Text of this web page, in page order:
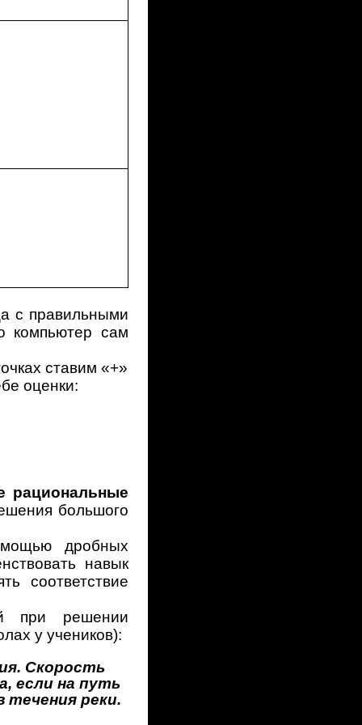
с правильными
компьютер сам
ставим «+»
оценки:
рациональные
большого
дробных
навык
соответствие
при решении
у учеников):
Скорость
если на путь
реки.